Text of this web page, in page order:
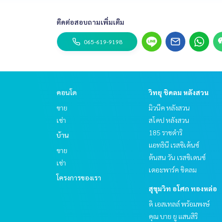
ติดต่อสอบถามเพิ่มเติม
065-619-9198
คอนโด
ขาย
เช่า
บ้าน
ขาย
เช่า
โครงการของเรา
วิทยุ ชิดลม หลังสวน
มิวนีค หลังสวน
สโคป หลังสวน
185 ราชดำริ
แอทธินี เรสซิเด้นซ์
ต้นสน วัน เรสซิเดนซ์
เดอะพาร์ค ชิดลม
สุขุมวิท อโศก ทองหล่อ
ดิ เอสเทลล์ พร้อมพงษ์
คุณ บาย ยู แสนสิริ